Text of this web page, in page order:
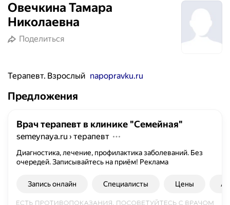
Овечкина Тамара
Николаевна
Поделиться
Терапевт. Взрослый napopravku.ru
Предложения
Врач терапевт в клинике "Семейная"
semeynaya.ru › терапевт
Диагностика, лечение, профилактика заболеваний. Без
очередей. Записывайтесь на приём! Реклама
Запись онлайн Специалисты Цены